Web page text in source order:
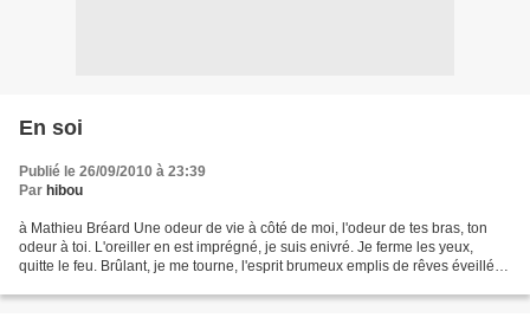
En soi
Publié le 26/09/2010 à 23:39
Par hibou
à Mathieu Bréard Une odeur de vie à côté de moi, l'odeur de tes bras, ton
odeur à toi. L'oreiller en est imprégné, je suis enivré. Je ferme les yeux,
quitte le feu. Brûlant, je me tourne, l'esprit brumeux emplis de rêves éveillés,